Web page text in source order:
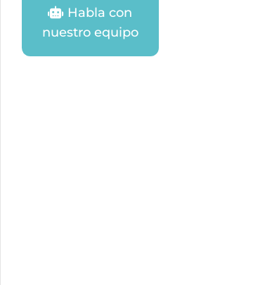
Habla con
nuestro equipo